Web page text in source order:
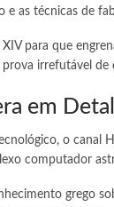
as técnicas de
para que
irrefutável
em
o
computador
grego